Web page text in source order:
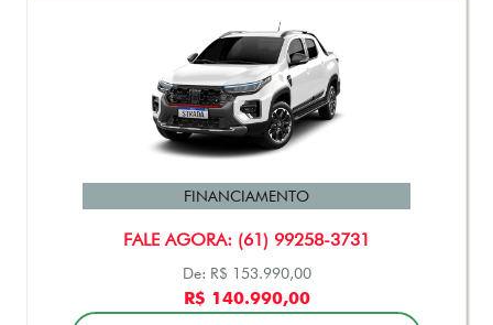
FALE AGORA: (61) 99258-3731
FINANCIAMENTO
De: R$ 153.990,00
R$ 140.990,00